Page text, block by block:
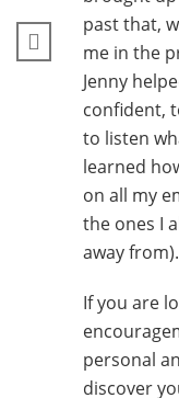
past that,
me in the
Jenny
confident,
to listen
learned
on all my
the ones I
away from).
If you are
personal
discover